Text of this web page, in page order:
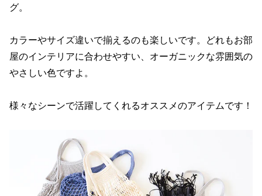
グ。
カラーやサイズ違いで揃えるのも楽しいです。どれもお部
屋のインテリアに合わせやすい、オーガニックな雰囲気の
やさしい色ですよ。
様々なシーンで活躍してくれるオススメのアイテムです！